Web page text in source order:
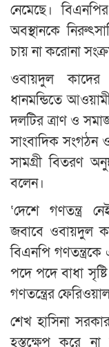
নেমেছে।
অবস্থানকে
চায় না করোনা
ওবায়দুল
ধানমন্ডিতে
দলটির ত্রাণ ও
সাংবাদিক সংগঠন ও
সামগ্রী বিতরণ
বলেন।
‘দেশে গণতন্ত্র
জবাবে ওবায়দুল
বিএনপি
পদে পদে বাধা
গণতন্ত্রের
শেখ হাসিনা
হস্তক্ষেপ করে